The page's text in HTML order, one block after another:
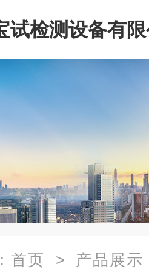
试检测设备有
首页 > 产品展示